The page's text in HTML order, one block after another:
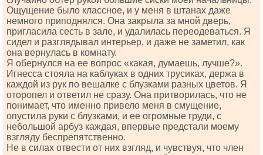
Ощущение было классное, и у меня в штанах даже
немного приподнялся. Она закрыла за мной дверь,
пригласила сесть в зале, и удалилась переодеваться. Я
сидел и разглядывал интерьер, и даже не заметил, как
она вернулась в комнату.
Я обернулся на ее вопрос «какая, думаешь, лучше?».
Игнесса стояла на каблуках в одних трусиках, держа в
каждой из рук по вешалке с блузками разных цветов. Я
оторопел и ответил не сразу. Она притворилась, что не
понимает, что именно привело меня в смущение,
опустила руки с блузками, и ее огромные груди, с
небольшой арбуз каждая, впервые предстали моему
взгляду беспрепятственно.
Не в силах отвести от них взгляд, и чувствуя, что член